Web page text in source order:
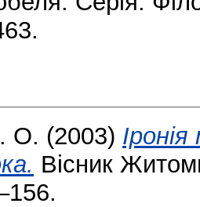
О. (2003)
Вісник